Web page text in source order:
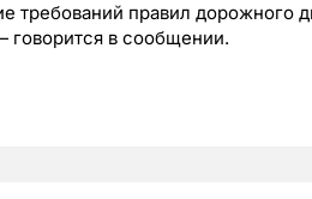
требований правил дорожного
говорится в сообщении.